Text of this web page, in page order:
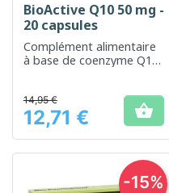
BioActive Q10 50 mg -
20 capsules
Complément alimentaire
à base de coenzyme Q10
Prix
14,95 €
12,71 € 
-15%